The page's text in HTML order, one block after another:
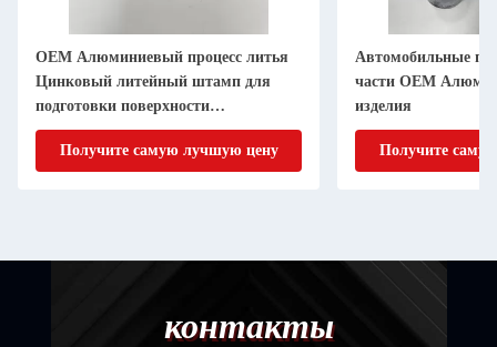
OEM Алюминиевый процесс литья
Цинковый литейный штамп для
подготовки поверхности
дебуррирования
Получите самую лучшую цену
Автомобильные
части OEM
изделия
Получите
контакты